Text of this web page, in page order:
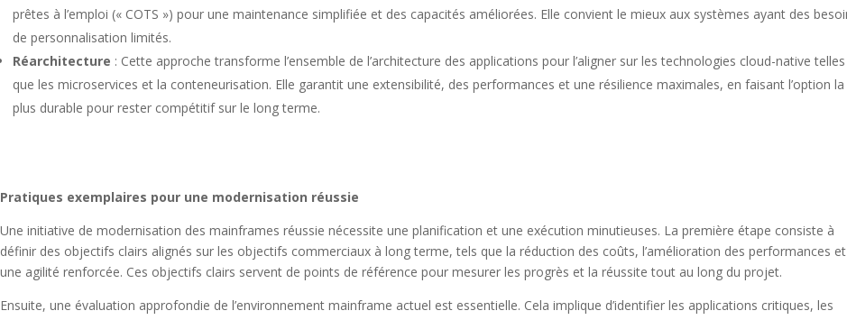
prêtes à l’emploi (« COTS ») pour une maintenance simplifiée et des capacités améliorées. Elle convient le mieux aux systèmes ayant des
de personnalisation limités.
Réarchitecture : Cette approche transforme l’ensemble de l’architecture des applications pour l’aligner sur les technologies cloud-native telles
que les microservices et la conteneurisation. Elle garantit une extensibilité, des performances et une résilience maximales, en faisant l’option la
plus durable pour rester compétitif sur le long terme.
Pratiques exemplaires pour une modernisation réussie
Une initiative de modernisation des mainframes réussie nécessite une planification et une exécution minutieuses. La première étape consiste à
définir des objectifs clairs alignés sur les objectifs commerciaux à long terme, tels que la réduction des coûts, l’amélioration des performances et
une agilité renforcée. Ces objectifs clairs servent de points de référence pour mesurer les progrès et la réussite tout au long du projet.
Ensuite, une évaluation approfondie de l’environnement mainframe actuel est essentielle. Cela implique d’identifier les applications critiques, les